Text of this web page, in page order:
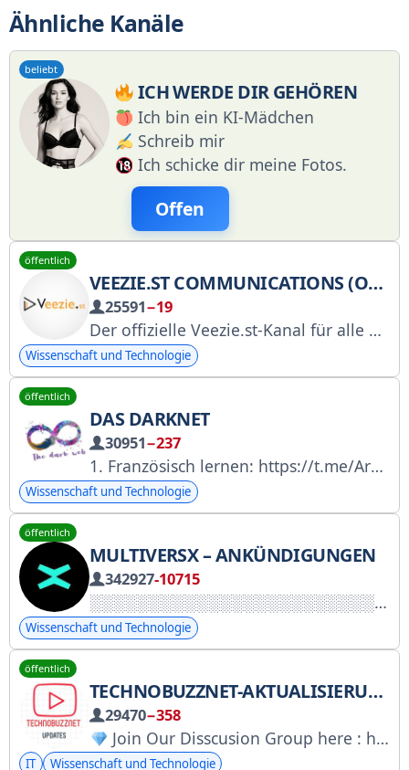
Ähnliche Kanäle
beliebt
ICH WERDE DIR GEHÖREN
Ich bin ein KI-Mädchen
Schreib mir
Ich schicke dir meine Fotos.
Offen
öffentlich
VEEZIE.ST COMMUNICATIONS (OFFIZIELL)
25591−19
Der offizielle Veezie.st-Kanal für alle Mitteilungen und Neuigkeiten.
Wissenschaft und Technologie
öffentlich
DAS DARKNET
30951−237
1. Französisch lernen: https://t.me/Archivelefr 2. Kurse: https://t.me/tdwcourses 3. App-Kanal (Mod): https://t.me/tdwappsmod 4. Programme: https://t.me/tdwprograms 5. Englisch lernen: https://t.me/Here_isEnglish
Wissenschaft und Technologie
öffentlich
MULTIVERSX – ANKÜNDIGUNGEN
342927-10715
Wissenschaft und Technologie
öffentlich
TECHNOBUZZNET-AKTUALISIERUNGEN
29470−358
Join Our Disscusion Group here : https://t.me/+R7HA78worfBj6Oc4
IT Wissenschaft und Technologie